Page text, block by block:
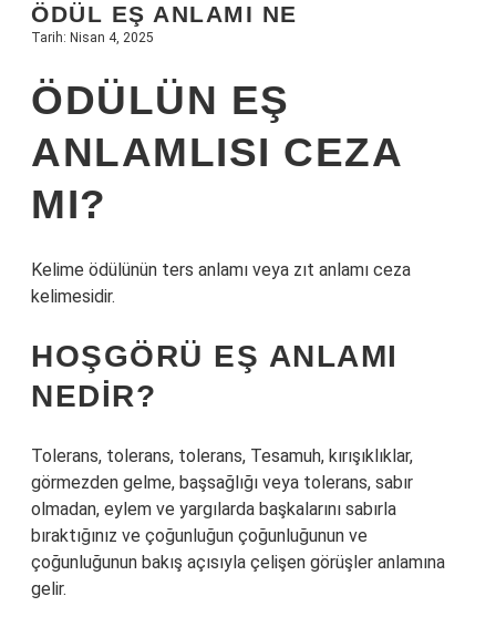
Hakkımızda
ÖDÜL EŞ ANLAMI NE
Tarih: Nisan 4, 2025
ÖDÜLÜN EŞ
ANLAMLISI CEZA
MI?
Kelime ödülünün ters anlamı veya zıt anlamı ceza
kelimesidir.
HOŞGÖRÜ EŞ ANLAMI
NEDIR?
Tolerans, tolerans, tolerans, Tesamuh, kırışıklıklar,
görmezden gelme, başsağlığı veya tolerans, sabır
olmadan, eylem ve yargılarda başkalarını sabırla
bıraktığınız ve çoğunluğun çoğunluğunun ve
çoğunluğunun bakış açısıyla çelişen görüşler anlamına
gelir.